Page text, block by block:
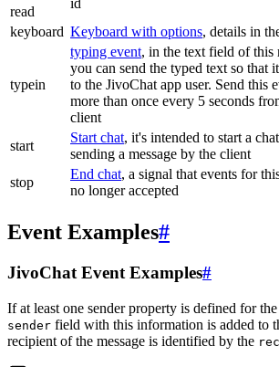
read
id
keyboard Keyboard with options, details in
typein
typing event, in the text field of this
you can send the typed text so that
to the JivoChat app user. Send this
more than once every 5 seconds
client
start
Start chat, it's intended to start a
sending a message by the client
stop
End chat, a signal that events for
no longer accepted
Event Examples#
JivoChat Event Examples#
If at least one sender property is defined for
sender field with this information is added to
recipient of the message is identified by the